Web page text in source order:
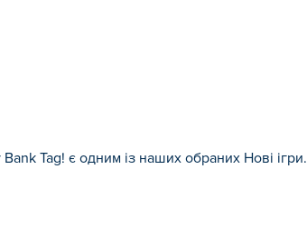
Tag! є одним із наших обраних Нові ігри.
Нові ігри.